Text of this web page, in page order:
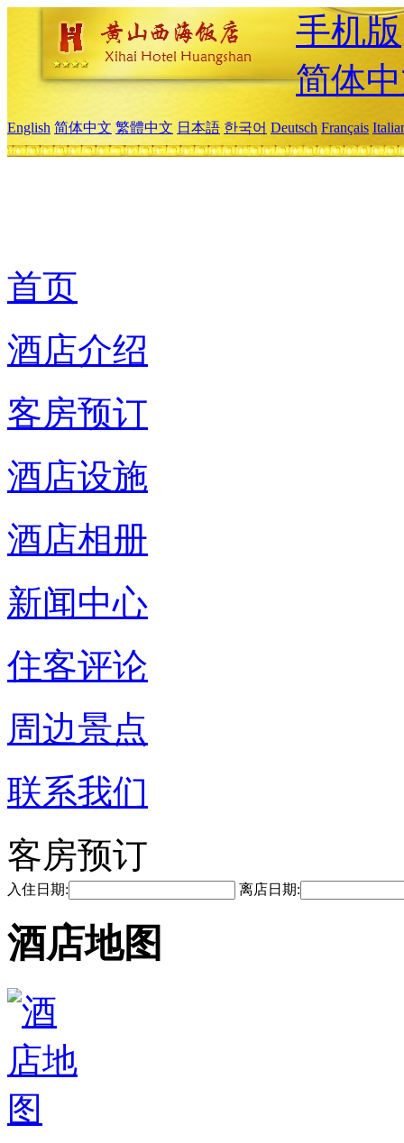
手机版
简体
English 简体中文 繁體中文 日本語 한국어 Deutsch Français
首页
酒店介绍
客房预订
酒店设施
酒店相册
新闻中心
住客评论
周边景点
联系我们
客房预订
入住日期: 离店日期:
酒店地图